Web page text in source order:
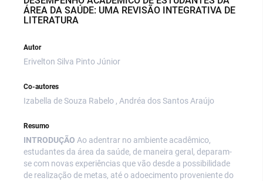
ÁREA DA SAÚDE: UMA REVISÃO INTEGRATIVA DE
LITERATURA
Autor
Erivelton Silva Pinto Júnior
Co-autores
Izabella de Souza Rabelo , Andréa dos Santos Araújo
Resumo
INTRODUÇÃO Ao adentrar no ambiente acadêmico,
estudantes da área da saúde, de maneira geral, deparam-
se com novas experiências que vão desde a possibilidade
de realização de metas, até o adoecimento proveniente do